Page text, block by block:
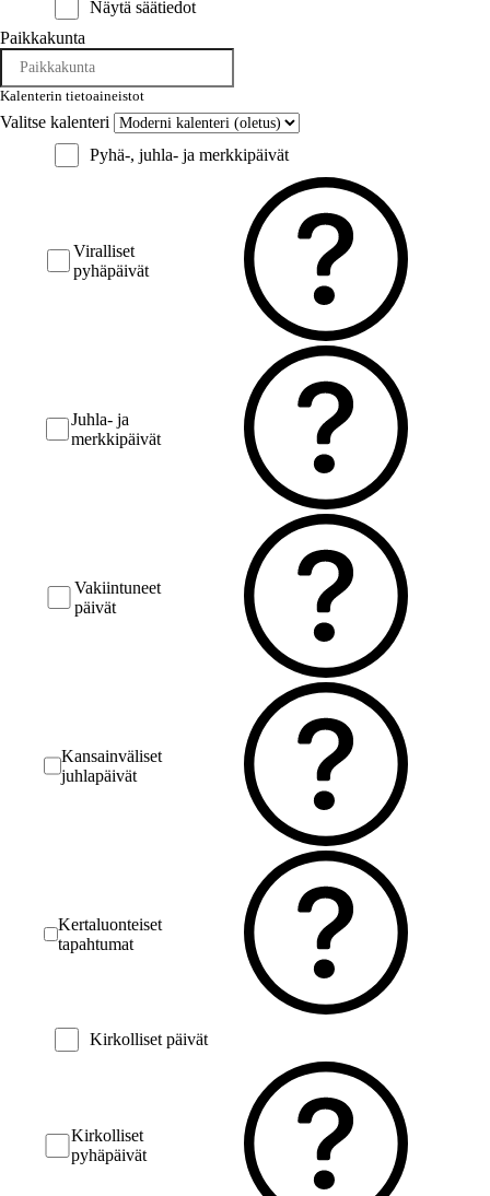
Näytä säätiedot
Paikkakunta
Kalenterin tietoaineistot
Valitse kalenteri
Pyhä-, juhla- ja merkkipäivät
Viralliset
pyhäpäivät
Juhla- ja
merkkipäivät
Vakiintuneet
päivät
Kansainväliset
juhlapäivät
Kertaluonteiset
tapahtumat
Kirkolliset päivät
Kirkolliset
pyhäpäivät